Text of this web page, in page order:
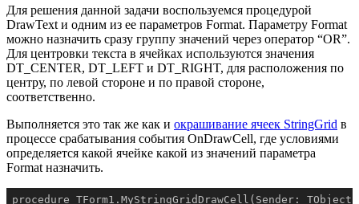
Для решения данной задачи воспользуемся процедурой
DrawText и одним из ее параметров Format. Параметру Format
можно назначить сразу группу значений через оператор “OR”.
Для центровки текста в ячейках используются значения
DT_CENTER, DT_LEFT и DT_RIGHT, для расположения по
центру, по левой стороне и по правой стороне,
соответственно.
Выполняется это так же как и окрашивание ячеек StringGrid в
процессе срабатывания события OnDrawCell, где условиями
определяется какой ячейке какой из значений параметра
Format назначить.